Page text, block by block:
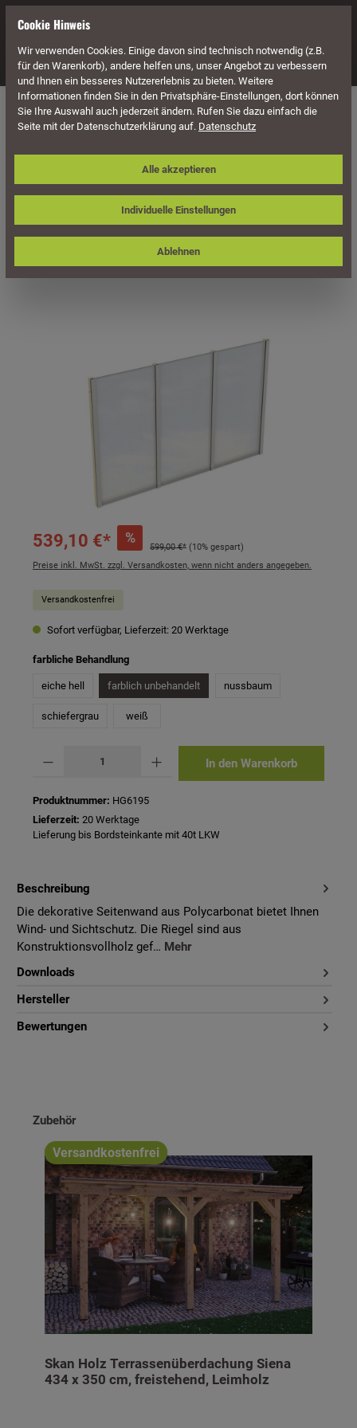
Navigation
Überdachung Terrassenüberdachungen
Skan Holz Polycarbonat-Seitenwand
293 x 200 cm, für freistehende
Leimholz-Terrassenüberdachungen
539,10 €* %
599,00 €* (10% gespart)
Preise inkl. MwSt. zzgl. Versandkosten, wenn nicht anders angegeben.
Versandkostenfrei
Sofort verfügbar, Lieferzeit: 20 Werktage
farbliche Behandlungauswählen
eiche hell farblich unbehandelt nussbaum
schiefergrau weiß
In den Warenkorb
Produktnummer: HG6195
Lieferzeit: 20 Werktage
Lieferung bis Bordsteinkante mit 40t LKW
Beschreibung
Die dekorative Seitenwand aus Polycarbonat bietet Ihnen
Wind- und Sichtschutz. Die Riegel sind aus
Konstruktionsvollholz gef… Mehr
Downloads
Hersteller
Bewertungen
Produktgalerie überspringen
Zubehör
Versandkostenfrei
Skan Holz Terrassenüberdachung Siena
434 x 350 cm, freistehend, Leimholz
Cookie Hinweis
Wir verwenden Cookies. Einige davon sind technisch notwendig (z.B.
für den Warenkorb), andere helfen uns, unser Angebot zu verbessern
und Ihnen ein besseres Nutzererlebnis zu bieten. Weitere
Informationen finden Sie in den Privatsphäre-Einstellungen, dort können
Sie Ihre Auswahl auch jederzeit ändern. Rufen Sie dazu einfach die
Seite mit der Datenschutzerklärung auf. Datenschutz
Individuelle Einstellungen
Ablehnen
Alle akzeptieren